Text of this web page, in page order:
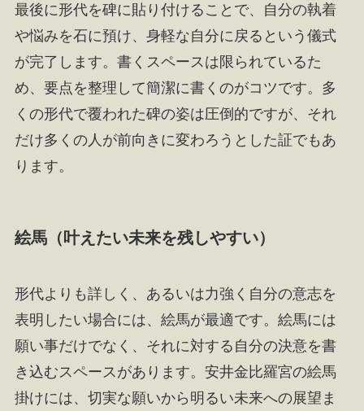
最後に形代を碑に貼り付けることで、自分の執着
や悩みを石に預け、身軽な自分に戻るという儀式
が完了します。書くスペースは限られているた
め、要点を整理して簡潔に書くのがコツです。多
くの形代で覆われた碑の姿は圧倒的ですが、それ
だけ多くの人が前向きに変わろうとした証でもあ
ります。
絵馬（叶えたい未来を残しやすい）
形代よりも詳しく、あるいは力強く自分の意志を
表明したい場合には、絵馬が最適です。絵馬には
願い事だけでなく、それに対する自分の決意を書
き込むスペースがあります。安井金比羅宮の絵馬
掛けには、切実な願いから明るい未来への展望ま